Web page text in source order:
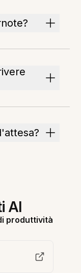
AI
produttività